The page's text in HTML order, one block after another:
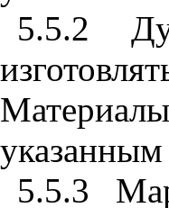
5.5.2
5.5.3